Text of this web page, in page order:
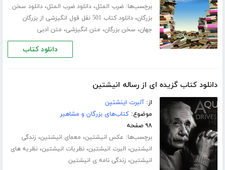
برچسب‌ها:ضرب المثل،دانلود ضرب المثل،دانلود سخن
بزرگان،
دانلود کتاب 501 نقل قول انگیزشی از بزرگان
جهان، سخن بزرگان، متن انگیزشی، متن ادبی
دانلود کتاب
دانلود کتاب گزیده ای از رساله انیشتین
از:آلبرت اینشتین
موضوع:کتاب‌های بزرگان و مشاهیر
۹۸ صفحه
برچسب‌ها: عکس انیشتین، معمای انیشتین، زندگی
انیشتین، البرت انیشتین،نظریات انیشتین،نظریه های
انیشتین، زندگی نامه ی انیشتین